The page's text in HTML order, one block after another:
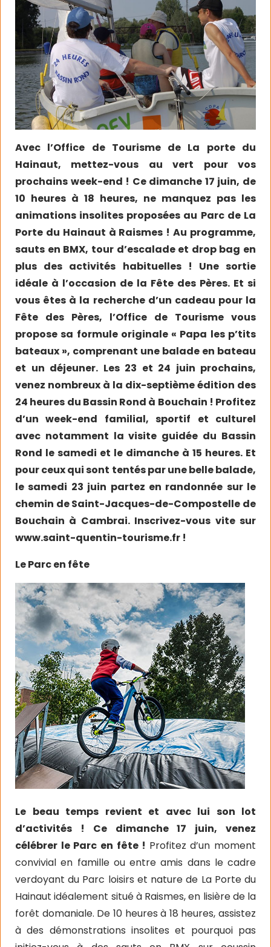
Avec l’Office de Tourisme de La porte du
Hainaut, mettez-vous au vert pour vos
prochains week-end ! Ce dimanche 17 juin, de
10 heures à 18 heures, ne manquez pas les
animations insolites proposées au Parc de La
Porte du Hainaut à Raismes ! Au programme,
sauts en BMX, tour d’escalade et drop bag en
plus des activités habituelles ! Une sortie
idéale à l’occasion de la Fête des Pères. Et si
vous êtes à la recherche d’un cadeau pour la
Fête des Pères, l’Office de Tourisme vous
propose sa formule originale « Papa les p’tits
bateaux », comprenant une balade en bateau
et un déjeuner. Les 23 et 24 juin prochains,
venez nombreux à la dix-septième édition des
24 heures du Bassin Rond à Bouchain ! Profitez
d’un week-end familial, sportif et culturel
avec notamment la visite guidée du Bassin
Rond le samedi et le dimanche à 15 heures. Et
pour ceux qui sont tentés par une belle balade,
le samedi 23 juin partez en randonnée sur le
chemin de Saint-Jacques-de-Compostelle de
Bouchain à Cambrai. Inscrivez-vous vite sur
www.saint-quentin-tourisme.fr !
Le Parc en fête
Le beau temps revient et avec lui son lot
d’activités ! Ce dimanche 17 juin, venez
célébrer le Parc en fête ! Profitez d’un moment
convivial en famille ou entre amis dans le cadre
verdoyant du Parc loisirs et nature de La Porte du
Hainaut idéalement situé à Raismes, en lisière de la
forêt domaniale. De 10 heures à 18 heures, assistez
à des démonstrations insolites et pourquoi pas